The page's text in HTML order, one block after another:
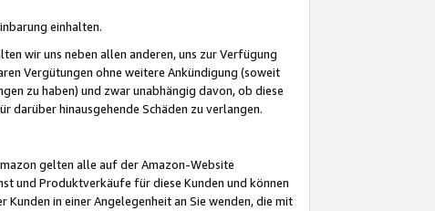
einhalten.
wir uns neben allen anderen, uns zur Verfügung
Vergütungen ohne weitere Ankündigung (soweit
zu haben) und zwar unabhängig davon, ob diese
darüber hinausgehende Schäden zu verlangen.
gelten alle auf der Amazon-Website
und Produktverkäufe für diese Kunden und können
in einer Angelegenheit an Sie wenden, die mit